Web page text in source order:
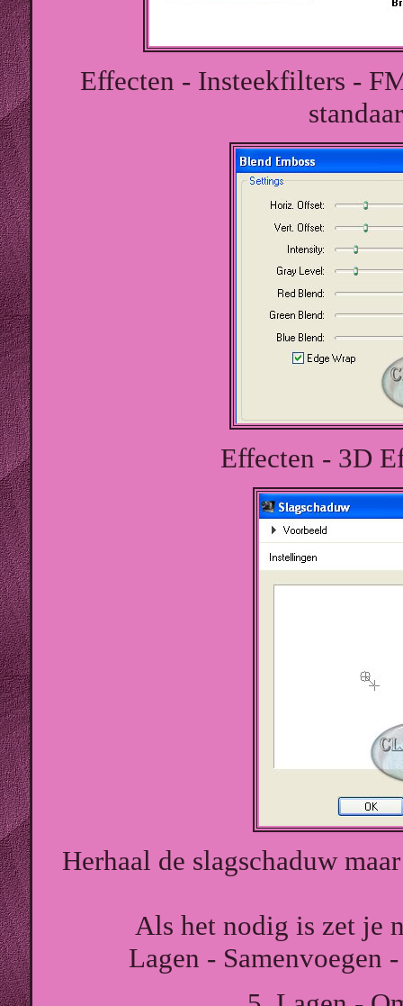
Effecten - Insteekfilters -
Effecten - 3D
Herhaal de slagschaduw
Als het nodig is zet je
Lagen - Samenvoegen